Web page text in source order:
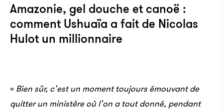
Amazonie, gel douche et canoë :
comment Ushuaïa a fait de Nicolas
Hulot un millionnaire
« Bien sûr, c’est un moment toujours émouvant de
quitter un ministère où l’on a tout donné, pendant